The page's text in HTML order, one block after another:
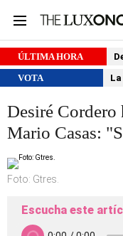
ÚLTIMA HORA
VOTA
Desiré Cordero
Mario Casas:
Foto: Gtres.
Escucha este